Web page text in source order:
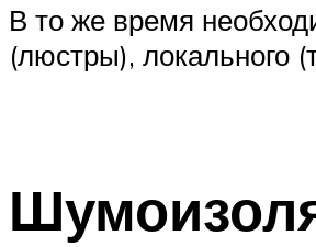
В то же время
(люстры), локального